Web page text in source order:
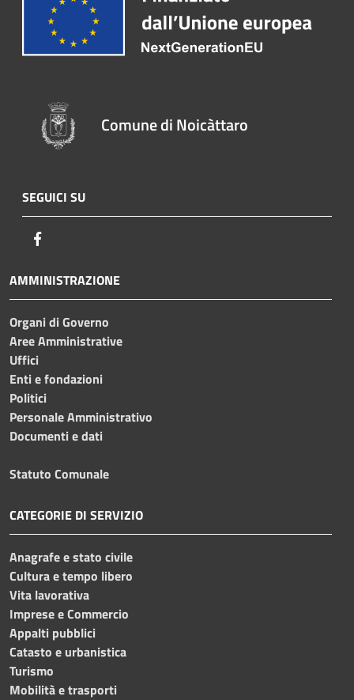
Comune di Noicàttaro
SEGUICI SU
AMMINISTRAZIONE
Organi di Governo
Aree Amministrative
Uffici
Enti e fondazioni
Politici
Personale Amministrativo
Documenti e dati
Statuto Comunale
CATEGORIE DI SERVIZIO
Anagrafe e stato civile
Cultura e tempo libero
Vita lavorativa
Imprese e Commercio
Appalti pubblici
Catasto e urbanistica
Turismo
Mobilità e trasporti